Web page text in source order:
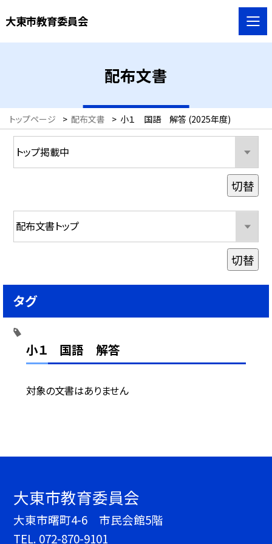
大東市教育委員会
配布文書
トップページ > 配布文書 > 小１ 国語 解答 (2025年度)
小１ 国語 解答
対象の文書はありません
切替
切替
タグ
大東市教育委員会
大東市曙町4-6 市民会館5階
TEL. 072-870-9101